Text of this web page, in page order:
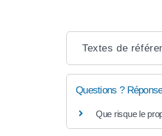
Textes de
Questions ?
Que risque le